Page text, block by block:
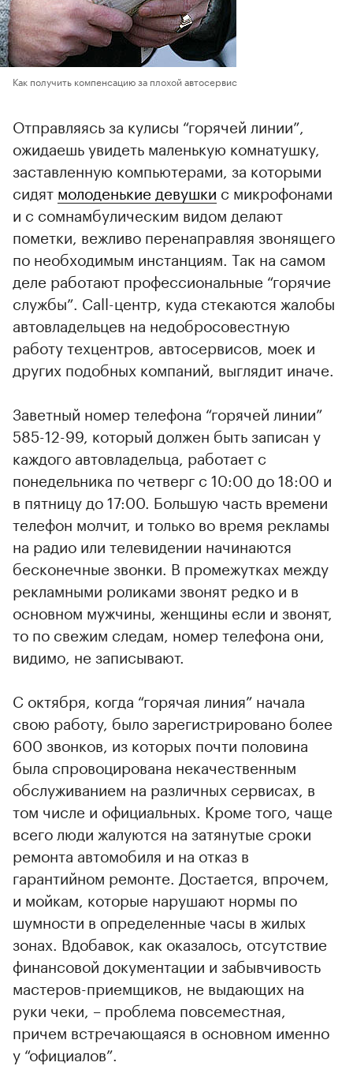
Как получить компенсацию за плохой автосервис
Отправляясь за кулисы “горячей линии”,
ожидаешь увидеть маленькую комнатушку,
заставленную компьютерами, за которыми
сидят молоденькие девушки с микрофонами
и с сомнамбулическим видом делают
пометки, вежливо перенаправляя звонящего
по необходимым инстанциям. Так на самом
деле работают профессиональные “горячие
службы”. Сall-центр, куда стекаются жалобы
автовладельцев на недобросовестную
работу техцентров, автосервисов, моек и
других подобных компаний, выглядит иначе.
Заветный номер телефона “горячей линии”
585-12-99, который должен быть записан у
каждого автовладельца, работает с
понедельника по четверг с 10:00 до 18:00 и
в пятницу до 17:00. Большую часть времени
телефон молчит, и только во время рекламы
на радио или телевидении начинаются
бесконечные звонки. В промежутках между
рекламными роликами звонят редко и в
основном мужчины, женщины если и звонят,
то по свежим следам, номер телефона они,
видимо, не записывают.
С октября, когда “горячая линия” начала
свою работу, было зарегистрировано более
600 звонков, из которых почти половина
была спровоцирована некачественным
обслуживанием на различных сервисах, в
том числе и официальных. Кроме того, чаще
всего люди жалуются на затянутые сроки
ремонта автомобиля и на отказ в
гарантийном ремонте. Достается, впрочем,
и мойкам, которые нарушают нормы по
шумности в определенные часы в жилых
зонах. Вдобавок, как оказалось, отсутствие
финансовой документации и забывчивость
мастеров-приемщиков, не выдающих на
руки чеки, – проблема повсеместная,
причем встречающаяся в основном именно
у “официалов”.